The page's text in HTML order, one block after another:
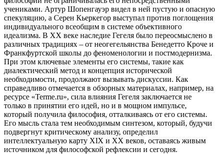
учениками. Артур Шопенгауэр видел в ней пустую и опасную
спекуляцию, а Серен Кьеркегор выступал против поглощения
индивидуального всеобщим в системе объективного
идеализма. В XX веке наследие Гегеля было переосмыслено в
различных традициях – от неогегельянства Бенедетто Кроче и
Франкфуртской школы до феноменологии и постмодернизма.
При этом ключевые элементы его системы, такие как
диалектический метод и концепция исторической
необходимости, продолжают вызывать дискуссии. Как
справедливо отмечается в обзорных материалах, например, на
ресурсе «Terme.ru», сила влияния Гегеля заключается не
только в принятии его идей, но и в мощном импульсе,
который получила философия, отталкиваясь от его системы.
Его мысль стала тем необходимым синтезом, который, будучи
подвергнут критическому анализу, определил
интеллектуальную карту XIX и XX веков, оставаясь живым
источником для философской рефлексии и сегодня.